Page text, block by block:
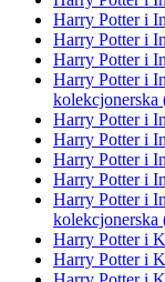
Harry Potter i
Harry Potter i
Harry Potter i
Harry Potter i
Harry Potter i
Harry Potter i
Harry Potter i
Harry Potter i
Harry Potter i
Harry Potter i
Harry Potter i